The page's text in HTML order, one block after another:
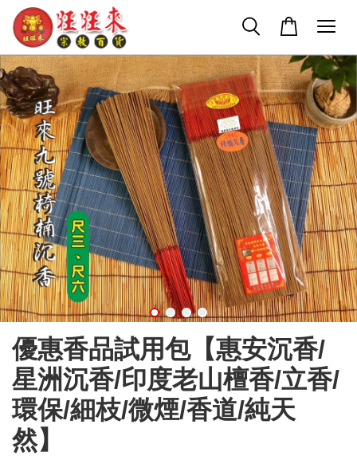
優惠香品試用包【惠安沉香/
星洲沉香/印度老山檀香/立香/
環保/細枝/微煙/香道/純天
然】